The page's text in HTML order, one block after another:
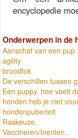
encyclopedie
Onderwerpen in de
Aanschaf van een pup
agility
broodfok
De verschillen tussen
Een puppy, hoe voelt
honden heb je niet
hondenpuberteit
Raskeuze.
Vaccineren/Inenten..